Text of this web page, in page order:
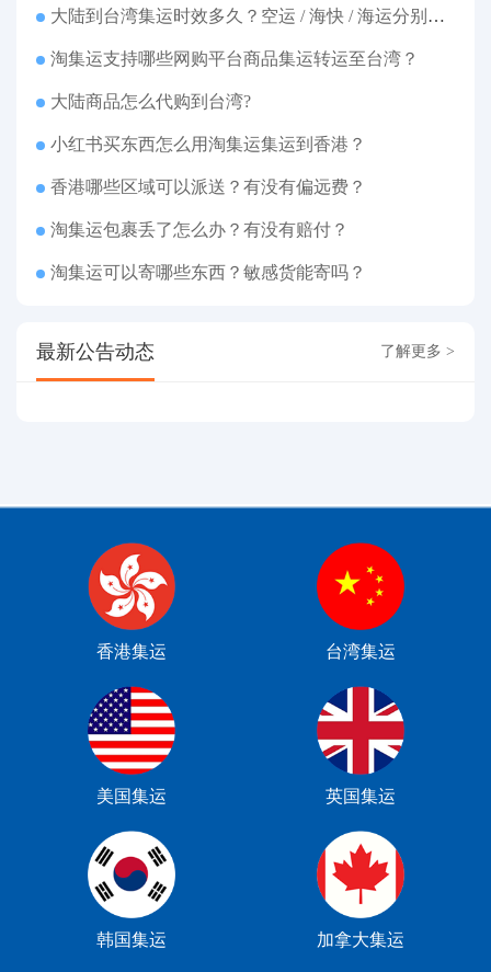
大陆到台湾集运时效多久？空运 / 海快 / 海运分别几天
淘集运支持哪些网购平台商品集运转运至台湾？
大陆商品怎么代购到台湾?
小红书买东西怎么用淘集运集运到香港？
香港哪些区域可以派送？有没有偏远费？
淘集运包裹丢了怎么办？有没有赔付？
淘集运可以寄哪些东西？敏感货能寄吗？
最新公告动态 了解更多 >
香港集运 台湾集运
美国集运 英国集运
韩国集运 加拿大集运